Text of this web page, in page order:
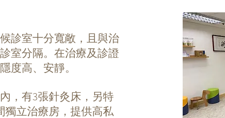
診室十分寬敞，且與治
室分隔。在治療及診證
度高、安靜。
，有3張針灸床，另特
獨立治療房，提供高私